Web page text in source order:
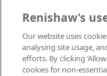
イベントと
レニショーの出展イベン
Renishaw's
Our website uses
analysing site usage,
efforts. By clicking
cookies for non-